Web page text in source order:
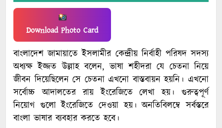
Download Photo Card
বাংলাদেশ জামায়াতে ইসলামীর কেন্দ্রীয় নির্বাহী পরিষদ সদস্য
অধ্যক্ষ ইজ্জত উল্লাহ বলেন, ভাষা শহীদরা যে চেতনা নিয়ে
জীবন দিয়েছিলেন সে চেতনা এখনো বাস্তবায়ন হয়নি। এখনো
সর্বোচ্চ আদালতের রায় ইংরেজিতে লেখা হয়। গুরুত্বপূর্ণ
নিয়োগ গুলো ইংরেজিতে দেওয়া হয়। অনতিবিলম্বে সর্বস্তরে
বাংলা ভাষার ব্যবহার করতে হবে।